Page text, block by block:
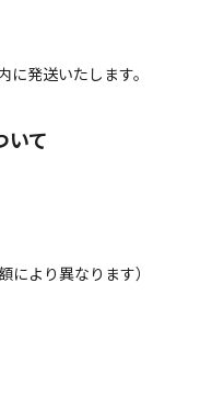
発送いたします。
いて
により異なります）